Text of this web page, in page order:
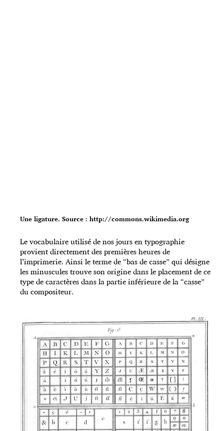
Une ligature. Source : http://commons.wikimedia.org
Le vocabulaire utilisé de nos jours en typographie
provient directement des premières heures de
l’imprimerie. Ainsi le terme de “bas de casse” qui désigne
les minuscules trouve son origine dans le placement de ce
type de caractères dans la partie inférieure de la “casse”
du compositeur.